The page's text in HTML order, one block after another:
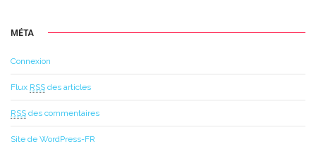
MÉTA
Connexion
Flux RSS des articles
RSS des commentaires
Site de WordPress-FR